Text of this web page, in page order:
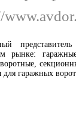
рынке:
гаражных